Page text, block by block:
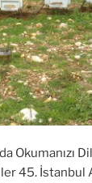
Okumanızı
45.